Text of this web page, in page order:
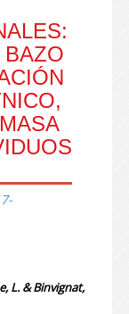
BAZO
L. & Binvignat,